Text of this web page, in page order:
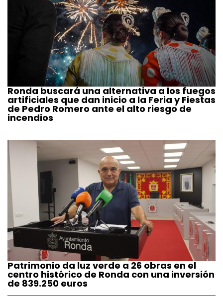
Ronda buscará una alternativa a los fuegos
artificiales que dan inicio a la Feria y Fiestas
de Pedro Romero ante el alto riesgo de
incendios
Patrimonio da luz verde a 26 obras en el
centro histórico de Ronda con una inversión
de 839.250 euros